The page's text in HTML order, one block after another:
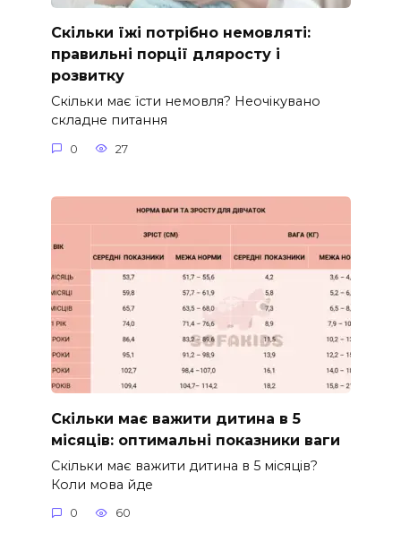
Скільки їжі потрібно немовляті:
правильні порції дляросту і
розвитку
Скільки має їсти немовля? Неочікувано
складне питання
0 27
Скільки має важити дитина в 5
місяців: оптимальні показники ваги
Скільки має важити дитина в 5 місяців?
Коли мова йде
0 60